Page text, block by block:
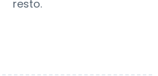
resto.